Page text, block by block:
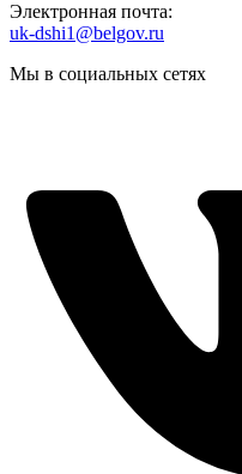
Электронная почта:
uk-dshi1@belgov.ru
Мы в социальных сетях